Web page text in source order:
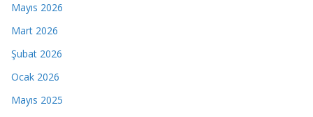
Mayıs 2026
Mart 2026
Şubat 2026
Ocak 2026
Mayıs 2025